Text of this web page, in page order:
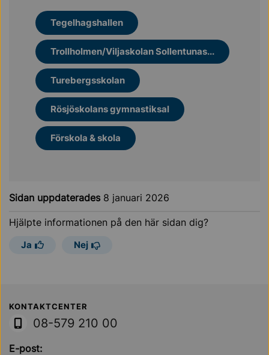
Tegelhagshallen
Trollholmen/Viljaskolan Sollentunas...
Turebergsskolan
Rösjöskolans gymnastiksal
Förskola & skola
Sidan uppdaterades 8 januari 2026
Hjälpte informationen på den här sidan dig?
Ja Nej
Sollentuna Kommun
KONTAKTCENTER
08-579 210 00
E-post: